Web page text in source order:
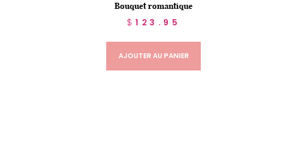
Bouquet romantique
$123.95
AJOUTER AU PANIER